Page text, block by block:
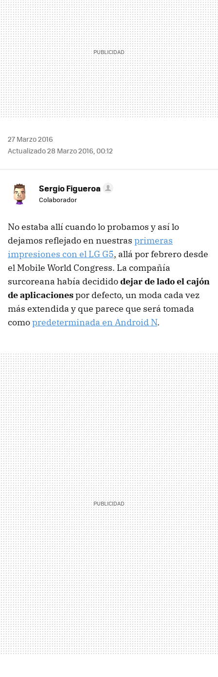
27 Marzo 2016
Actualizado 28 Marzo 2016, 00:12
Sergio Figueroa
Colaborador
No estaba allí cuando lo probamos y así lo
dejamos reflejado en nuestras primeras
impresiones con el LG G5, allá por febrero desde
el Mobile World Congress. La compañía
surcoreana había decididodejar de lado el cajón
de aplicacionespor defecto, un moda cada vez
más extendida y que parece que será tomada
comopredeterminada en Android N.